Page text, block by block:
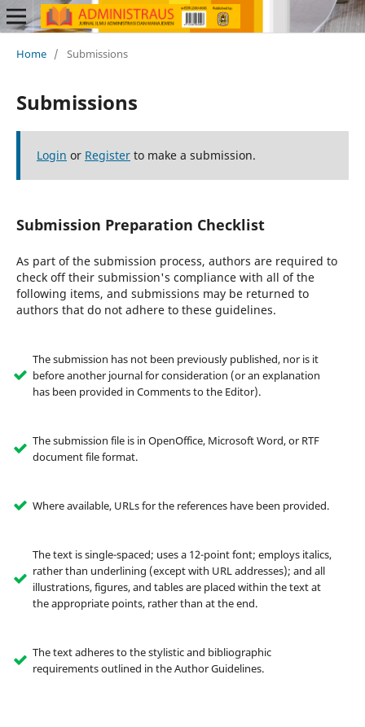
Home / Submissions
Submissions
Login or Registerto make a submission.
Submission Preparation Checklist
As part of the submission process, authors are required to
check off their submission's compliance with all of the
following items, and submissions may be returned to
authors that do not adhere to these guidelines.
The submission has not been previously published, nor is it
before another journal for consideration (or an explanation
has been provided in Comments to the Editor).
The submission file is in OpenOffice, Microsoft Word, or RTF
document file format.
Where available, URLs for the references have been provided.
The text is single-spaced; uses a 12-point font; employs italics,
rather than underlining (except with URL addresses); and all
illustrations, figures, and tables are placed within the text at
the appropriate points, rather than at the end.
The text adheres to the stylistic and bibliographic
requirements outlined in the Author Guidelines.